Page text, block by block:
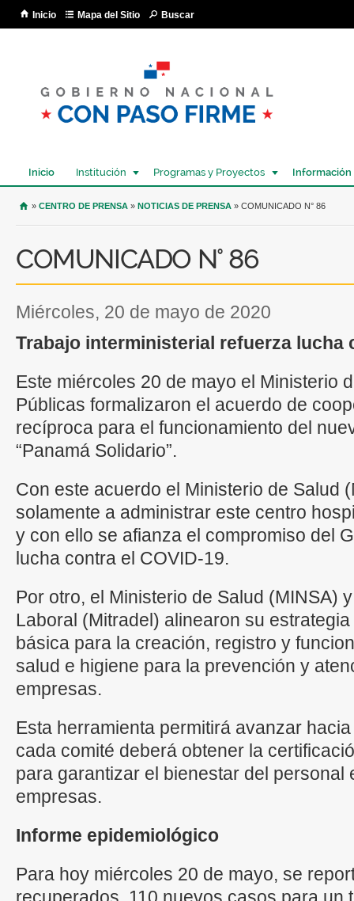
Inicio Mapa del Sitio Buscar
Inicio Institución Programas y Proyectos Información
USTED SE ENCUENTRA AQUÍ
» CENTRO DE PRENSA » NOTICIAS DE PRENSA » COMUNICADO N° 86
COMUNICADO N° 86
miércoles, 20 de mayo de 2020
Trabajo interministerial refuerza lucha
Este miércoles 20 de mayo el Ministerio
Públicas formalizaron el acuerdo de
recíproca para el funcionamiento del
“Panamá Solidario”.
Con este acuerdo el Ministerio de Salud
solamente a administrar este centro
y con ello se afianza el compromiso del
lucha contra el COVID-19.
Por otro, el Ministerio de Salud (MINSA)
Laboral (Mitradel) alinearon su
básica para la creación, registro y
salud e higiene para la prevención y
empresas.
Esta herramienta permitirá avanzar
cada comité deberá obtener la
para garantizar el bienestar del personal
empresas.
Informe epidemiológico
Para hoy miércoles 20 de mayo, se
recuperados, 110 nuevos casos para un